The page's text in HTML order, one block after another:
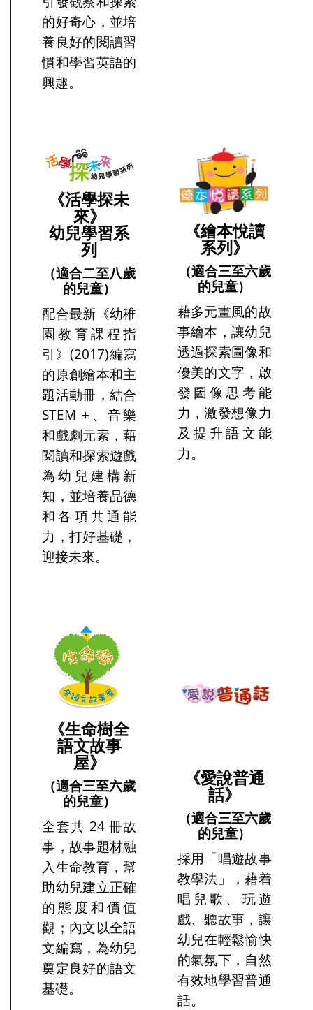
的好奇心，並培
養良好的閱讀習
慣和學習英語的
興趣。
《活學探未
來》
幼兒學習系
列
（適合二至八歲
的兒童）
配合最新《幼稚
園教育課程指
引》(2017)編寫
的原創繪本和主
題活動冊，結合
STEM +、音樂
和戲劇元素，藉
閱讀和探索遊戲
為幼兒建構新
知，並培養品德
和各項共通能
力，打好基礎，
迎接未來。
《繪本悅讀
系列》
（適合三至六歲
的兒童）
藉多元畫風的故
事繪本，讓幼兒
透過探索圖像和
優美的文字，啟
發圖像思考能
力，激發想像力
及提升語文能
力。
《生命樹全
語文故事
屋》
（適合三至六歲
的兒童）
全套共 24 冊故
事，故事題材融
入生命教育，幫
助幼兒建立正確
的態度和價值
觀；內文以全語
文編寫，為幼兒
奠定良好的語文
基礎。
《愛說普通
話》
（適合三至六歲
的兒童）
採用「唱遊故事
教學法」，藉着
唱兒歌、玩遊
戲、聽故事，讓
幼兒在輕鬆愉快
的氣氛下，自然
有效地學習普通
話。